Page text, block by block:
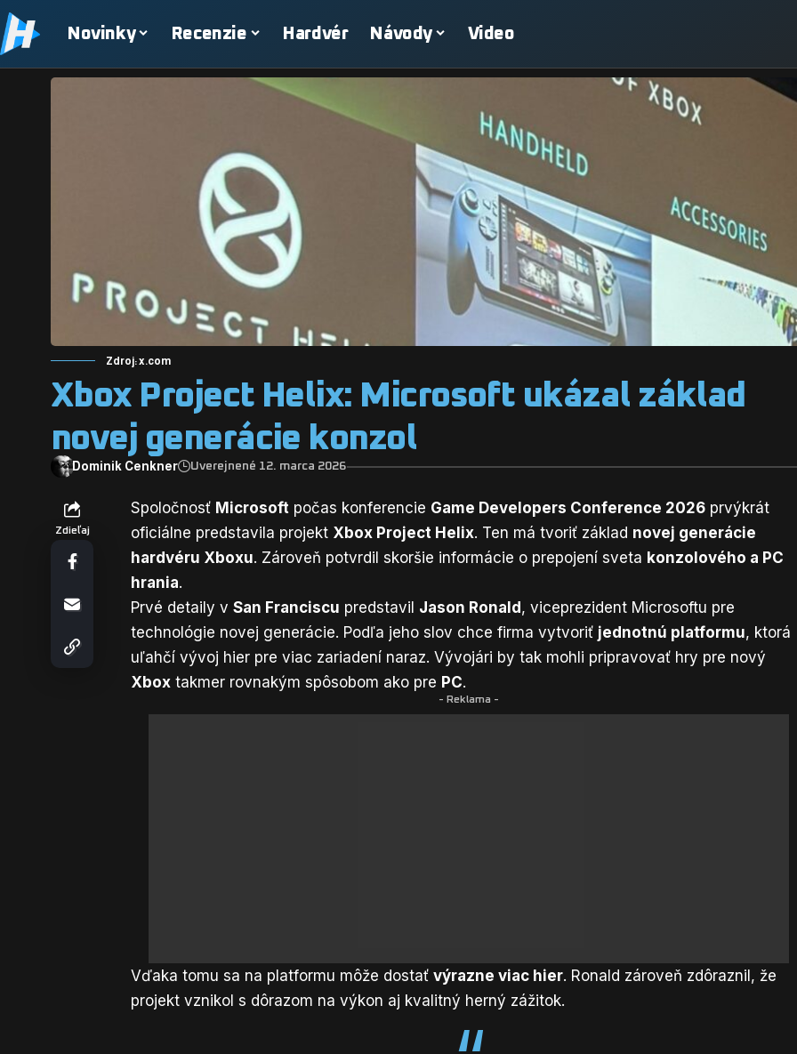
Novinky Recenzie Hardvér Návody Video
Zdroj: x.com
Xbox Project Helix: Microsoft ukázal základ
novej generácie konzol
Dominik Cenkner Uverejnené 12. marca 2026
Zdieľaj
Spoločnosť Microsoft počas konferencie Game Developers Conference 2026 prvýkrát
oficiálne predstavila projekt Xbox Project Helix. Ten má tvoriť základ novej generácie
hardvéru Xboxu. Zároveň potvrdil skoršie informácie o prepojení sveta konzolového a PC
hrania.
Prvé detaily vSan Franciscu predstavil Jason Ronald , viceprezident Microsoftu pre
technológie novej generácie. Podľa jeho slov chce firma vytvoriť jednotnú platformu, ktorá
uľahčí vývoj hier pre viac zariadení naraz. Vývojári by tak mohli pripravovať hry pre nový
Xbox takmer rovnakým spôsobom ako pre PC.
- Reklama -
Vďaka tomu sa na platformu môže dostaťvýrazne viac hier. Ronald zároveň zdôraznil, že
projekt vznikol s dôrazom na výkon aj kvalitný herný zážitok.